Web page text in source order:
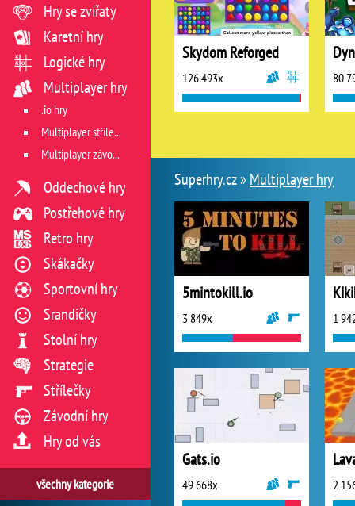
Skydom Reforged
126 493x 80
Superhry.cz » Multiplayer hry
5mintokill.io
3 849x 1
Gats.io
49 668x 2
Hry se zvířaty
Karetní hry
Logické hry
Multiplayer hry
.io hry
Multiplayer střílečky
Multiplayer závodní
Oddechové hry
Postřehové hry
Retro hry
Skákačky
Sportovní hry
Srandičky
Stolní hry
Strategie
Střílečky
Závodní hry
Hry od vás
všechny kategorie